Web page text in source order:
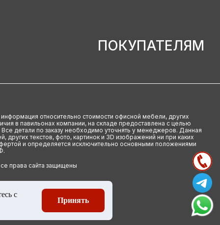
ПОКУПАТЕЛЯМ
относительно стоимости офисной мебели, других
в павильонах компании, на складе предоставлена с целью
детали по заказу необходимо уточнять у менеджеров. Данная
других текстов, фото, картинок и 3D изображений ни при каких
и определяется исключительно основными положениями
права сайта защищены
с
Принять